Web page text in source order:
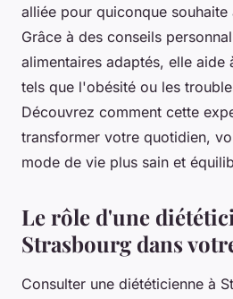
alliée pour quiconque souhaite
Grâce à des conseils
alimentaires adaptés, elle aide
tels que l'obésité ou les
Découvrez comment cette
transformer votre quotidien,
mode de vie plus sain et
Le rôle d'une
Strasbourg dans
Consulter une diététicienne à